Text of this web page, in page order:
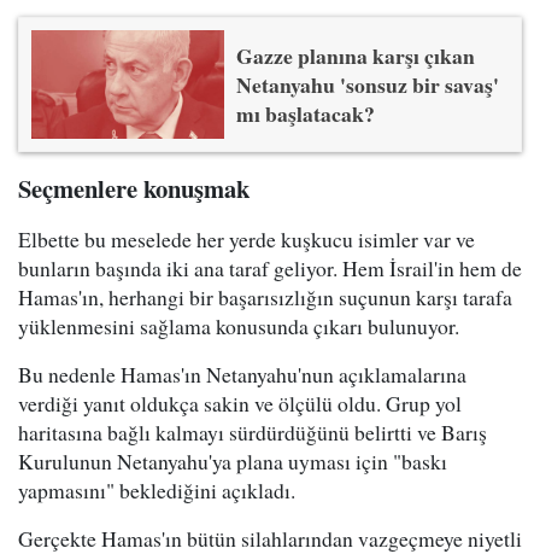
Gazze planına karşı çıkan
Netanyahu 'sonsuz bir savaş'
mı başlatacak?
Seçmenlere konuşmak
Elbette bu meselede her yerde kuşkucu isimler var ve
bunların başında iki ana taraf geliyor. Hem İsrail'in hem de
Hamas'ın, herhangi bir başarısızlığın suçunun karşı tarafa
yüklenmesini sağlama konusunda çıkarı bulunuyor.
Bu nedenle Hamas'ın Netanyahu'nun açıklamalarına
verdiği yanıt oldukça sakin ve ölçülü oldu. Grup yol
haritasına bağlı kalmayı sürdürdüğünü belirtti ve Barış
Kurulunun Netanyahu'ya plana uyması için "baskı
yapmasını" beklediğini açıkladı.
Gerçekte Hamas'ın bütün silahlarından vazgeçmeye niyetli